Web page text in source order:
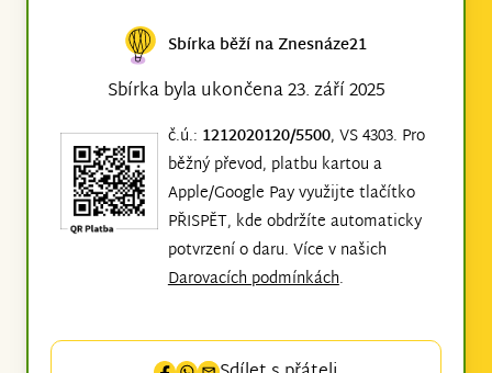
Sbírka běží na Znesnáze21
Sbírka byla ukončena 23. září 2025
č.ú.: 1212020120/5500, VS 4303. Pro
běžný převod, platbu kartou a
Apple/Google Pay využijte tlačítko
PŘISPĚT, kde obdržíte automaticky
potvrzení o daru. Více v našich
Darovacích podmínkách.